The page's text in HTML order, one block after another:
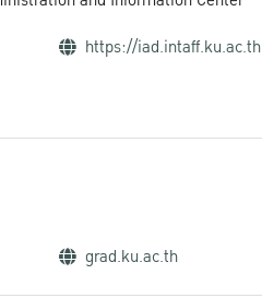
https://iad.intaff.ku.ac.th
grad.ku.ac.th